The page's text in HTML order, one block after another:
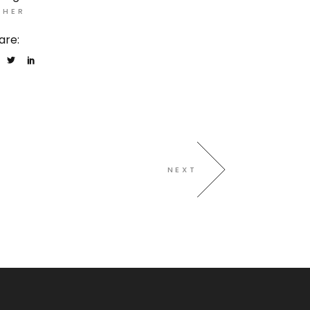
NEXT